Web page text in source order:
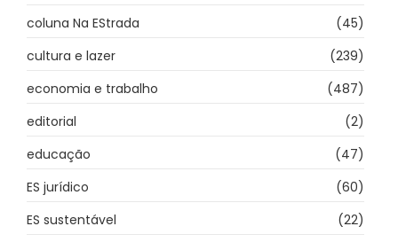
coluna Na EStrada
(45)
cultura e lazer
(239)
economia e trabalho
(487)
editorial
(2)
educação
(47)
ES jurídico
(60)
ES sustentável
(22)